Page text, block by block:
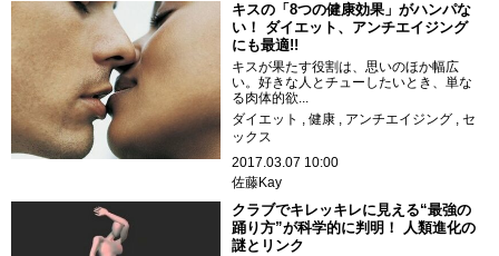
キスの「8つの健康効果」がハンパな
い！ ダイエット、アンチエイジング
にも最適!!
キスが果たす役割は、思いのほか幅広
い。好きな人とチューしたいとき、単な
る肉体的欲...
ダイエット
健康 アンチエイジング
セ
ックス
2017.03.07 10:00
佐藤Kay
クラブでキレッキレに見える“最強の
踊り方”が科学的に判明！ 人類進化の
謎とリンク